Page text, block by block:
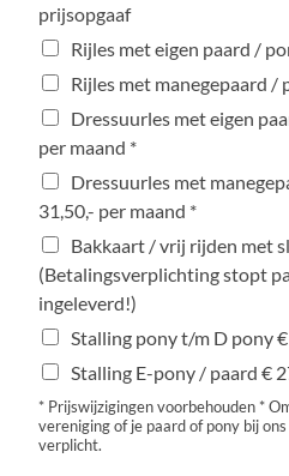
prijsopgaaf
Rijles met eigen paard /
Rijles met manegepaard /
Dressuurles met eigen
per maand *
Dressuurles met
31,50,- per maand *
Bakkaart / vrij rijden met
(Betalingsverplichting stopt
ingeleverd!)
Stalling pony t/m D pony
Stalling E-pony / paard €
* Prijswijzigingen voorbehouden *
vereniging of je paard of pony bij
verplicht.